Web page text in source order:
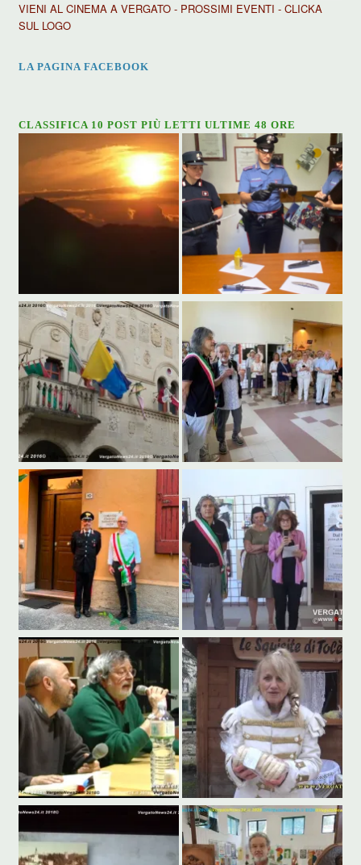
VIENI AL CINEMA A VERGATO - PROSSIMI EVENTI - CLICKA
SUL LOGO
LA PAGINA FACEBOOK
CLASSIFICA 10 POST PIÙ LETTI ULTIME 48 ORE